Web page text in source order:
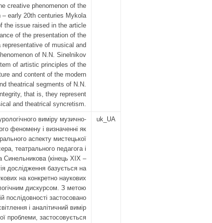
creative phenomenon of the
early 20th centuries Mykola
the issue raised in the article
of the presentation of the
of musical and
of N.N. Sinelnikov
of artistic principles of the
and content of the modern
theatrical segments of N.N.
that is, they represent
and theatrical syncretism.
виміру музично-
феномену і визначенні як
аспекту мистецької
театрального педагога і
(кінець ХІХ –
дослідження базується на
на конкретно наукових
дискурсом. З метою
послідовності застосовано
і аналітичний вимір
проблеми, застосовується
uk_UA